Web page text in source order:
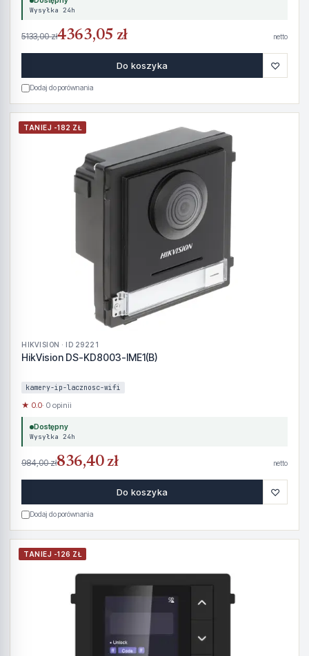
Wysyłka 24h
5133,00 zł4363,05 zł netto
Do koszyka ♡
Dodaj do porównania
TANIEJ -182 ZŁ
HIKVISION · ID 29221
HikVision DS-KD8003-IME1(B)
kamery-ip-lacznosc-wifi
★ 0.0· 0 opinii
Dostępny
Wysyłka 24h
984,00 zł836,40 zł netto
Do koszyka ♡
Dodaj do porównania
TANIEJ -126 ZŁ